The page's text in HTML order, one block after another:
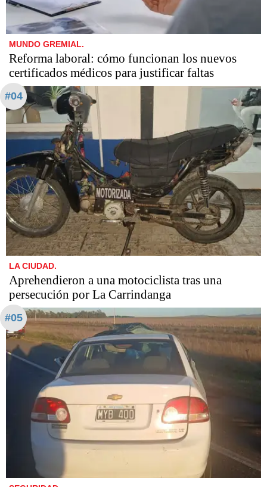
MUNDO GREMIAL.
Reforma laboral: cómo funcionan los nuevos
certificados médicos para justificar faltas
#04
LA CIUDAD.
Aprehendieron a una motociclista tras una
persecución por La Carrindanga
#05